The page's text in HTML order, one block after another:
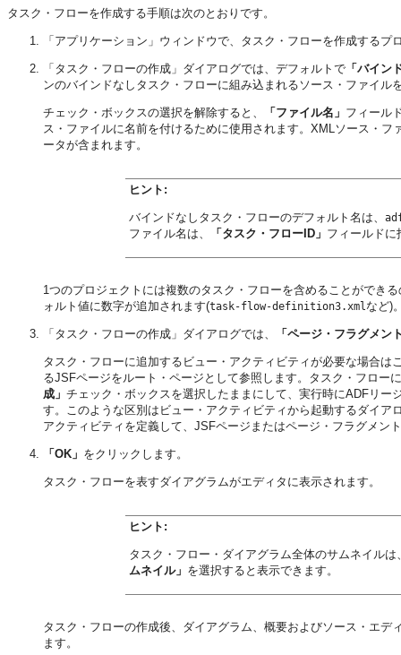
タスク・フローを作成する手順は次のとおりです。
「アプリケーション」ウィンドウで、タスク・フローを作成するプ
「タスク・フローの作成」ダイアログでは、デフォルトで 「バイン
ンのバインドなしタスク・フローに組み込まれるソース・ファイ
チェック・ボックスの選択を解除すると、 「ファイル名」 フィール
ス・ファイルに名前を付けるために使用されます。XMLソース・
ータが含まれます。
ヒント:
バインドなしタスク・フローのデフォルト名は、
ファイル名は、 「タスク・フローID」 フィールドに
1つのプロジェクトには複数のタスク・フローを含めることができ
ォルト値に数字が追加されます(task-flow-definition3.xmlなど)
「タスク・フローの作成」ダイアログでは、 「ページ・フラグメン
タスク・フローに追加するビュー・アクティビティが必要な場合
るJSFページをルート・ページとして参照します。タスク・フロー
成」 チェック・ボックスを選択したままにして、実行時にADFリ
す。このような区別はビュー・アクティビティから起動するダイア
アクティビティを定義して、JSFページまたはページ・フラグメン
「OK」 をクリックします。
タスク・フローを表すダイアグラムがエディタに表示されます。
ヒント:
タスク・フロー・ダイアグラム全体のサムネイル
ムネイル」 を選択すると表示できます。
タスク・フローの作成後、ダイアグラム、概要およびソース・エ
ます。